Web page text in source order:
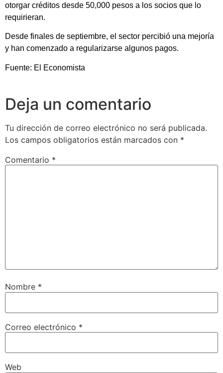
otorgar créditos desde 50,000 pesos a los socios que lo
requirieran.
Desde finales de septiembre, el sector percibió una mejoría
y han comenzado a regularizarse algunos pagos.
Fuente: El Economista
Deja un comentario
Tu dirección de correo electrónico no será publicada.
Los campos obligatorios están marcados con *
Comentario *
Nombre *
Correo electrónico *
Web